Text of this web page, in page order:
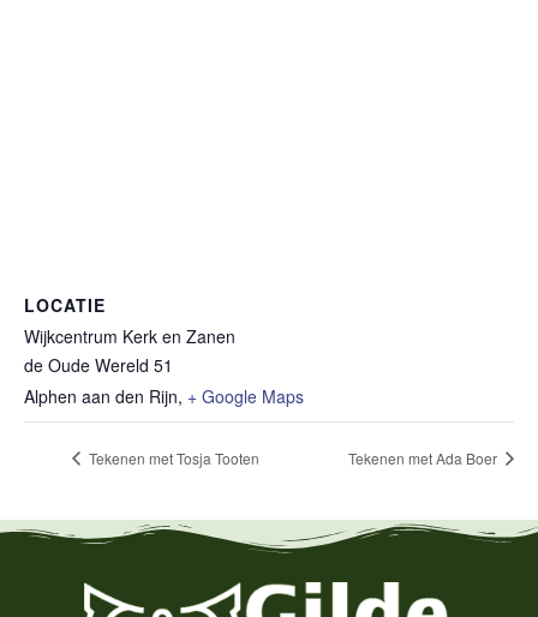
LOCATIE
Wijkcentrum Kerk en Zanen
de Oude Wereld 51
Alphen aan den Rijn, + Google Maps
Tekenen met Tosja Tooten Tekenen met Ada Boer